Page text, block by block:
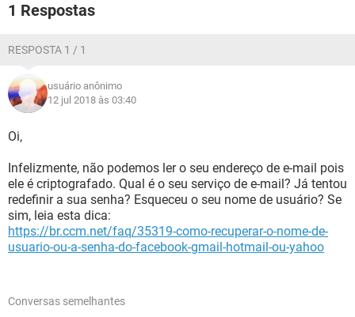
1 Respostas
RESPOSTA 1 / 1
usuário anônimo
12 jul 2018 às 03:40
Oi,
Infelizmente, não podemos ler o seu endereço de e-mail pois
ele é criptografado. Qual é o seu serviço de e-mail? Já tentou
redefinir a sua senha? Esqueceu o seu nome de usuário? Se
sim, leia esta dica:
https://br.ccm.net/faq/35319-como-recuperar-o-nome-de-
usuario-ou-a-senha-do-facebook-gmail-hotmail-ou-yahoo
Conversas semelhantes